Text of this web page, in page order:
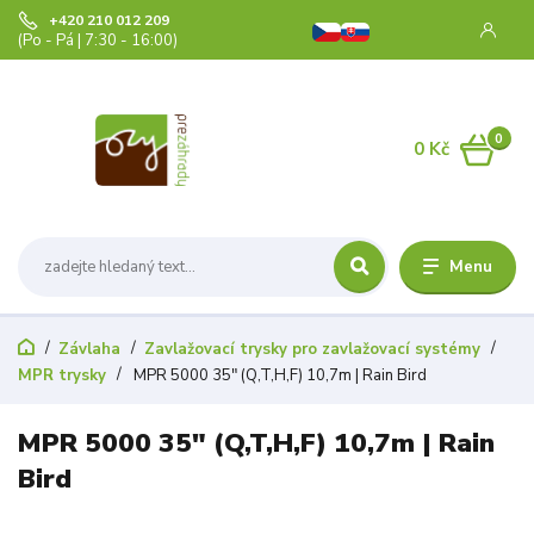
Menu
+420 210 012 209
(Po - Pá | 7:30 - 16:00)
0
0 Kč
Závlaha
Zavlažovací trysky pro zavlažovací systémy
MPR trysky
MPR 5000 35" (Q,T,H,F) 10,7m | Rain Bird
MPR 5000 35" (Q,T,H,F) 10,7m | Rain
Bird